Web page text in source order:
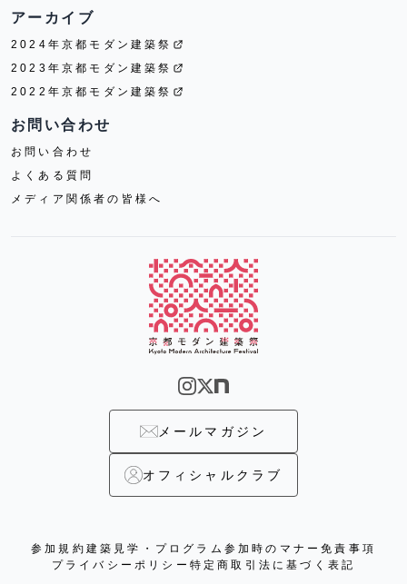
アーカイブ
2024年京都モダン建築祭
2023年京都モダン建築祭
2022年京都モダン建築祭
お問い合わせ
お問い合わせ
よくある質問
メディア関係者の皆様へ
メールマガジン
オフィシャルクラブ
参加規約 建築見学・プログラム参加時のマナー免責事項
プライバシーポリシー 特定商取引法に基づく表記